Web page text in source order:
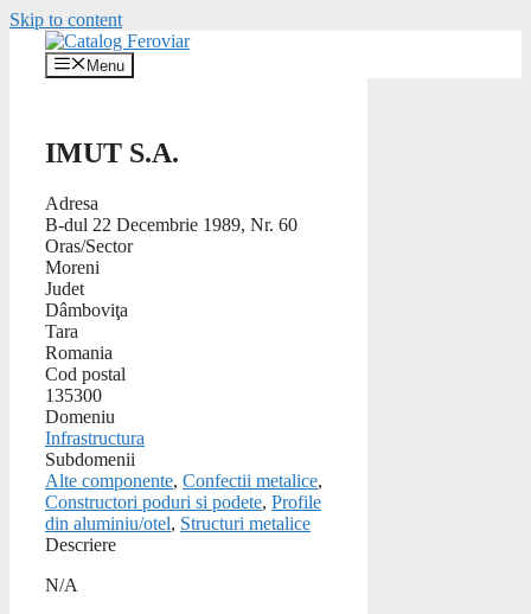
Skip to content
Menu
IMUT S.A.
Adresa
B-dul 22 Decembrie 1989, Nr. 60
Oras/Sector
Moreni
Judet
Dâmboviţa
Tara
Romania
Cod postal
135300
Domeniu
Infrastructura
Subdomenii
Alte componente, Confectii metalice,
Constructori poduri si podete, Profile
din aluminiu/otel, Structuri metalice
Descriere
N/A